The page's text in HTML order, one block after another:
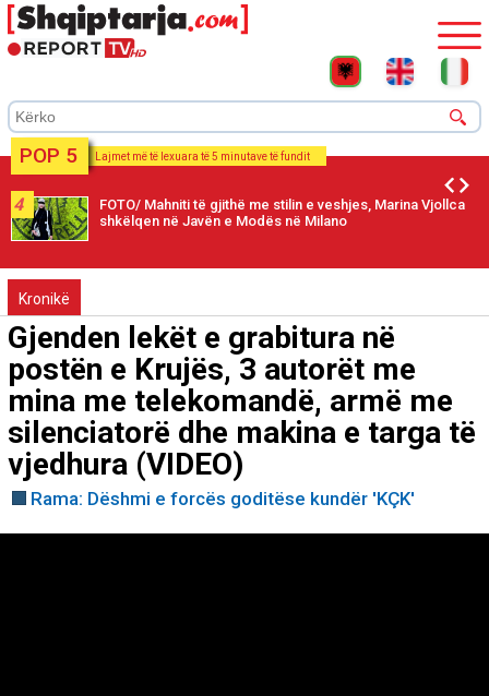
POP 5 Lajmet më të lexuara të 5 minutave të fundit
5
'Marrëveshje ose dorëzim të plotë' Donald Trump
paralajmëron se bllokada detare ndaj Iranit do të vazhdojë
Kronikë
Gjenden lekët e grabitura në
postën e Krujës, 3 autorët me
mina me telekomandë, armë me
silenciatorë dhe makina e targa të
vjedhura (VIDEO)
Rama: Dëshmi e forcës goditëse kundër 'KÇK'